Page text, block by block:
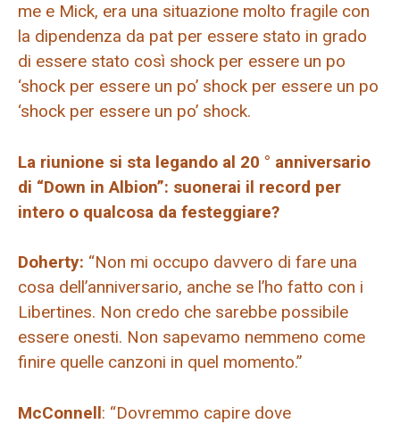
me e Mick, era una situazione molto fragile con
la dipendenza da pat per essere stato in grado
di essere stato così shock per essere un po
‘shock per essere un po’ shock per essere un po
‘shock per essere un po’ shock.
La riunione si sta legando al 20 ° anniversario
di “Down in Albion”: suonerai il record per
intero o qualcosa da festeggiare?
Doherty: “Non mi occupo davvero di fare una
cosa dell’anniversario, anche se l’ho fatto con i
Libertines. Non credo che sarebbe possibile
essere onesti. Non sapevamo nemmeno come
finire quelle canzoni in quel momento.”
McConnell: “Dovremmo capire dove